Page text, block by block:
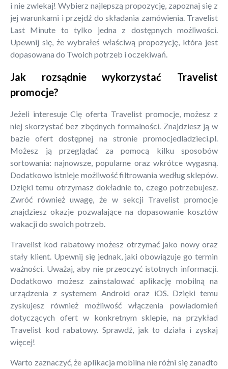
i nie zwlekaj! Wybierz najlepszą propozycję, zapoznaj się z
jej warunkami i przejdź do składania zamówienia. Travelist
Last Minute to tylko jedna z dostępnych możliwości.
Upewnij się, że wybrałeś właściwą propozycję, która jest
dopasowana do Twoich potrzeb i oczekiwań.
Jak rozsądnie wykorzystać Travelist
promocje?
Jeżeli interesuje Cię oferta Travelist promocje, możesz z
niej skorzystać bez zbędnych formalności. Znajdziesz ją w
bazie ofert dostępnej na stronie promocjedladzieci.pl.
Możesz ją przeglądać za pomocą kilku sposobów
sortowania: najnowsze, popularne oraz wkrótce wygasną.
Dodatkowo istnieje możliwość filtrowania według sklepów.
Dzięki temu otrzymasz dokładnie to, czego potrzebujesz.
Zwróć również uwagę, że w sekcji Travelist promocje
znajdziesz okazje pozwalające na dopasowanie kosztów
wakacji do swoich potrzeb.
Travelist kod rabatowy możesz otrzymać jako nowy oraz
stały klient. Upewnij się jednak, jaki obowiązuje go termin
ważności. Uważaj, aby nie przeoczyć istotnych informacji.
Dodatkowo możesz zainstalować aplikację mobilną na
urządzenia z systemem Android oraz iOS. Dzięki temu
zyskujesz również możliwość włączenia powiadomień
dotyczących ofert w konkretnym sklepie, na przykład
Travelist kod rabatowy. Sprawdź, jak to działa i zyskaj
więcej!
Warto zaznaczyć, że aplikacja mobilna nie różni się zanadto